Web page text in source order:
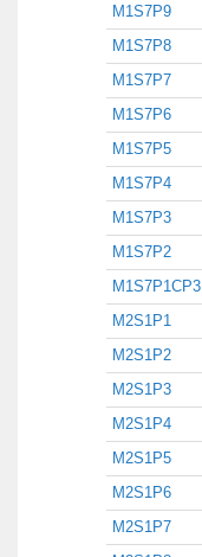
M1S7P9
M1S7P8
M1S7P7
M1S7P6
M1S7P5
M1S7P4
M1S7P3
M1S7P2
M1S7P1CP3
M2S1P1
M2S1P2
M2S1P3
M2S1P4
M2S1P5
M2S1P6
M2S1P7